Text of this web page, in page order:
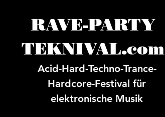
RAVE-PARTY
TEKNIVAL.com
Acid-Hard-Techno-Trance-
Hardcore-Festival für
elektronische Musik